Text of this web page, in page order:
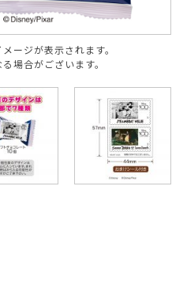
ージが表示されます。
場合がございます。